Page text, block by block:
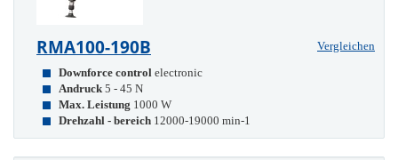
RMA100-190B
Vergleichen
Downforce control electronic
Andruck 5 - 45 N
Max. Leistung 1000 W
Drehzahl - bereich 12000-19000 min-1